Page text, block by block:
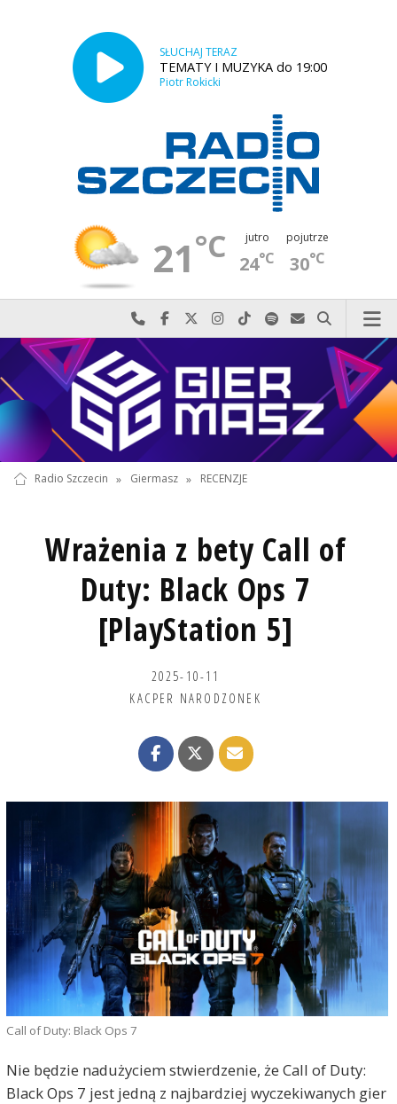
SŁUCHAJ TERAZ
TEMATY I MUZYKA do 19:00
Piotr Rokicki
21°C jutro
24°C
pojutrze
30°C
Najlepiej po prostu do nas zadzwoń
Odwiedź nas na Facebook-u
Odwiedź nas na X
Odwiedź nas na Instagram-ie
Odwiedź nas na TikTok-u
Szukaj nas na Spotify
Wyślij do nas
Szukaj
Radio Szczecin » Giermasz » RECENZJE
Wrażenia z bety Call of
Duty: Black Ops 7
[PlayStation 5]
2025-10-11
KACPER NARODZONEK
Call of Duty: Black Ops 7
Nie będzie nadużyciem stwierdzenie, że Call of Duty:
Black Ops 7 jest jedną z najbardziej wyczekiwanych gier